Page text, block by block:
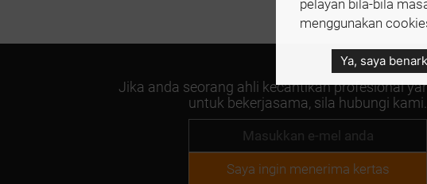
Jika anda seorang ahli kecantikan profesional
untuk bekerjasama, sila hubungi kami.
Saya ingin menerima kertas
pelayan bila-bila
menggunakan
Ya, saya